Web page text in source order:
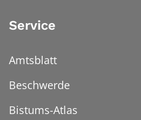
Service
Amtsblatt
Beschwerde
Bistums-Atlas